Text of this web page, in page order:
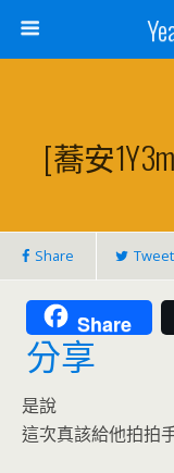
[蕎安
Share Tweet
Share
分享
是說
這次真該給他拍拍